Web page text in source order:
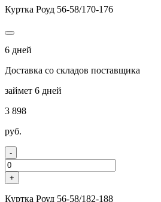
Куртка Роуд 56-58/170-176
6 дней
Доставка со складов поставщика
займет 6 дней
3 898
руб.
-
+
Куртка Роуд 56-58/182-188